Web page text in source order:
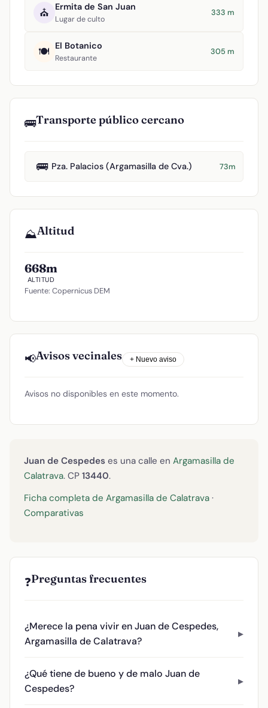
⛪ Ermita de San Juan
Lugar de culto
333 m
🍽️ El Botanico
Restaurante
305 m
🚌Transporte público cercano
🚌 Pza. Palacios (Argamasilla de Cva.) 73m
⛰️Altitud
668m
ALTITUD
Fuente: Copernicus DEM
📢Avisos vecinales + Nuevo aviso
Avisos no disponibles en este momento.
Juan de Cespedes es una calle en Argamasilla de
Calatrava. CP 13440.
Ficha completa de Argamasilla de Calatrava ·
Comparativas
❓Preguntas frecuentes
¿Merece la pena vivir en Juan de Cespedes,
Argamasilla de Calatrava?
¿Qué tiene de bueno y de malo Juan de
Cespedes?